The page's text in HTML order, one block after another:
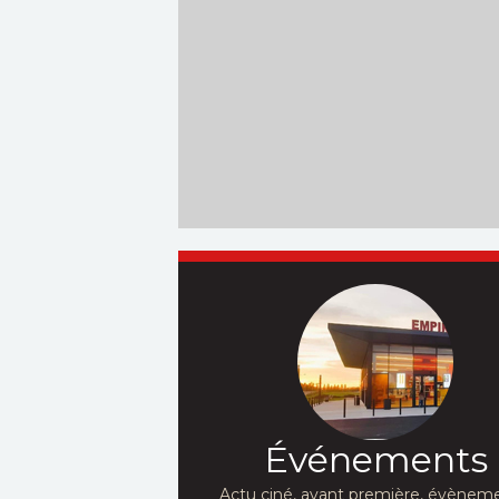
Événements
Actu ciné, avant première,